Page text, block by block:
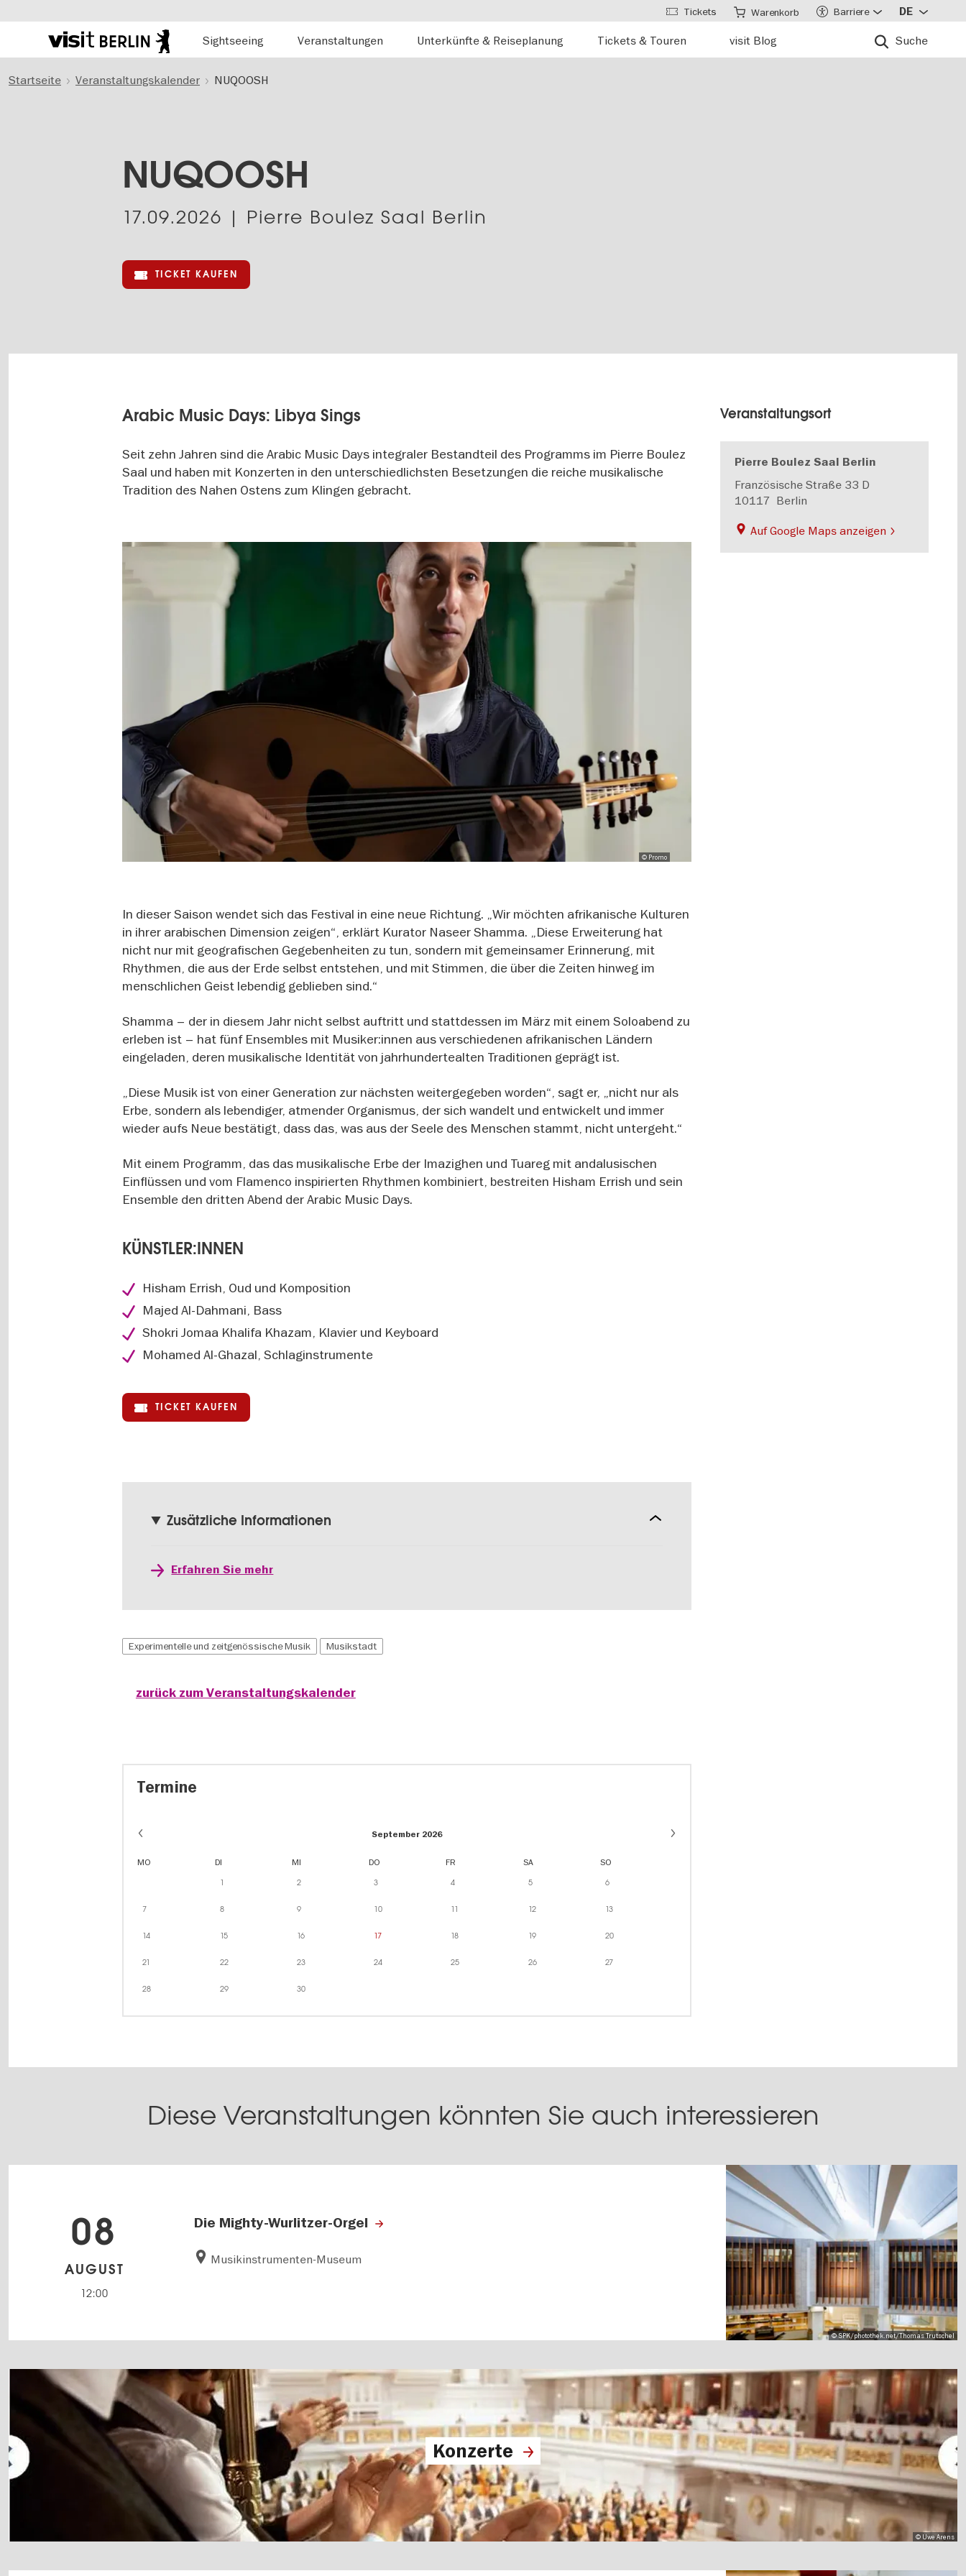
zum
Berlins
Tourismusportal
Sightseeing
Veranstaltungen Unterkünfte & Reiseplanung Tickets & Touren visit Blog Suche
Tickets Warenkorb Barriere DE
Startseite Veranstaltungskalender NUQOOSH
NUQOOSH
17.09.2026 | Pierre Boulez Saal Berlin
TICKET KAUFEN
Arabic Music Days: Libya Sings
Seit zehn Jahren sind die Arabic Music Days integraler Bestandteil des Programms im Pierre Boulez
Saal und haben mit Konzerten in den unterschiedlichsten Besetzungen die reiche musikalische
Tradition des Nahen Ostens zum Klingen gebracht.
Image
gallery
© Promo
Veranstaltungsort
Pierre Boulez Saal Berlin
Französische Straße 33 D
10117 Berlin
Auf Google Maps anzeigen
In dieser Saison wendet sich das Festival in eine neue Richtung. „Wir möchten afrikanische Kulturen
in ihrer arabischen Dimension zeigen“, erklärt Kurator Naseer Shamma. „Diese Erweiterung hat
nicht nur mit geografischen Gegebenheiten zu tun, sondern mit gemeinsamer Erinnerung, mit
Rhythmen, die aus der Erde selbst entstehen, und mit Stimmen, die über die Zeiten hinweg im
menschlichen Geist lebendig geblieben sind.“
Shamma – der in diesem Jahr nicht selbst auftritt und stattdessen im März mit einem Soloabend zu
erleben ist – hat fünf Ensembles mit Musiker:innen aus verschiedenen afrikanischen Ländern
eingeladen, deren musikalische Identität von jahrhundertealten Traditionen geprägt ist.
„Diese Musik ist von einer Generation zur nächsten weitergegeben worden“, sagt er, „nicht nur als
Erbe, sondern als lebendiger, atmender Organismus, der sich wandelt und entwickelt und immer
wieder aufs Neue bestätigt, dass das, was aus der Seele des Menschen stammt, nicht untergeht.“
Mit einem Programm, das das musikalische Erbe der Imazighen und Tuareg mit andalusischen
Einflüssen und vom Flamenco inspirierten Rhythmen kombiniert, bestreiten Hisham Errish und sein
Ensemble den dritten Abend der Arabic Music Days.
KÜNSTLER:INNEN
Hisham Errish, Oud und Komposition
Majed Al-Dahmani, Bass
Shokri Jomaa Khalifa Khazam, Klavier und Keyboard
Mohamed Al-Ghazal, Schlaginstrumente
TICKET KAUFEN
Zusätzliche Informationen
Erfahren Sie mehr
Experimentelle und zeitgenössische Musik Musikstadt
zurück zum Veranstaltungskalender
Termine
September 2026
MO DI MI DO FR SA SO
1 2 3 4 5 6
7 8 9 10 11 12 13
14 15 16 17 18 19 20
21 22 23 24 25 26 27
28 29 30
Diese Veranstaltungen könnten Sie auch interessieren
Die Mighty-Wurlitzer-Orgel
Musikinstrumenten-Museum
08
AUGUST
12:00
© SPK/photothek.net/Thomas Trutschel
Konzerte
© Uwe Arens